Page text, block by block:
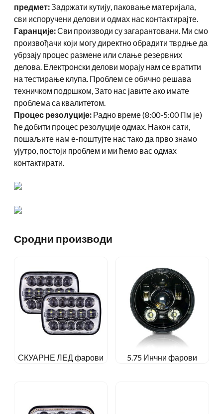
предмет: Задржати кутију, паковање материјала,
сви испоручени делови и одмах нас контактирајте.
Гаранције:Сви производи су загарантовани. Ми смо
произвођачи који могу директно обрадити тврдње да
убрзају процес размене или слање резервних
делова. Електронски делови морају нам се вратити
на тестирање клупа. Проблем се обично решава
техничком подршком, Зато нас јавите ако имате
проблема са квалитетом.
Процес резолуције: Радно време (8:00-5:00 Пм је)
ће добити процес резолуције одмах. Након сати,
пошаљите нам е-поштујте нас тако да прво знамо
ујутро, постоји проблем и ми ћемо вас одмах
контактирати.
Сродни производи
СКУАРНЕ ЛЕД фарови 5.75 Инчни фарови